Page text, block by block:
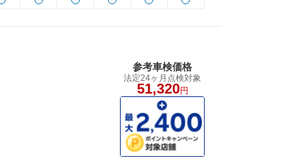
参考車検価格
法定24ヶ月点検対象
51,320円